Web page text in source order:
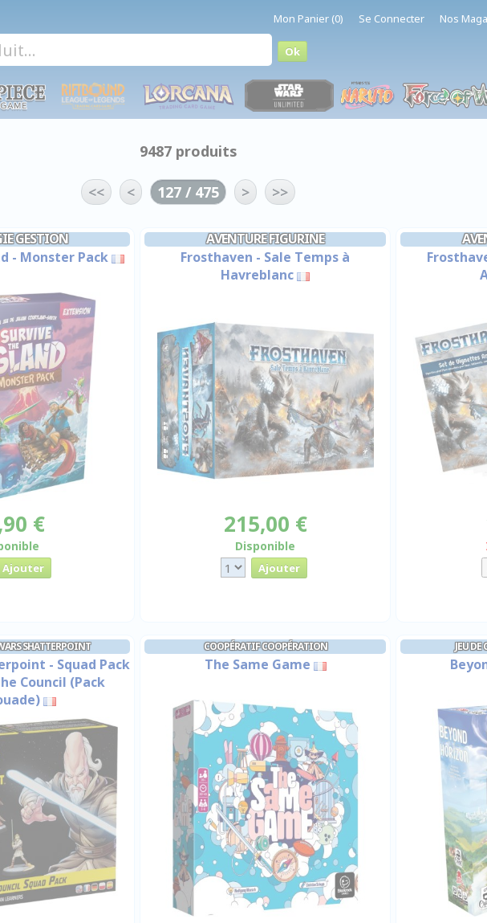
Mon Panier (0) Se Connecter Nos
9487 produits
<< < 127 / 475 > >>
GESTION
- Monster Pack
€
AVENTURE FIGURINE
Frosthaven - Sale Temps à
Havreblanc
215,00 €
Disponible
SHATTERPOINT
- Squad Pack
Council (Pack
COOPÉRATIF COOPÉRATION
The Same Game
JEU DE